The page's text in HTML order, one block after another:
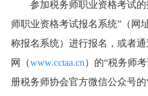
参加税务师职业资格考试
师职业资格考试报名系统”（网
称报名系统）进行报名，或者
网（www.cctaa.cn）的“税务师
册税务师协会官方微信公众号的